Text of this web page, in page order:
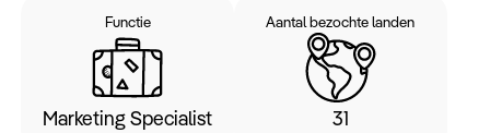
Functie
Marketing Specialist
Aantal bezochte landen
31